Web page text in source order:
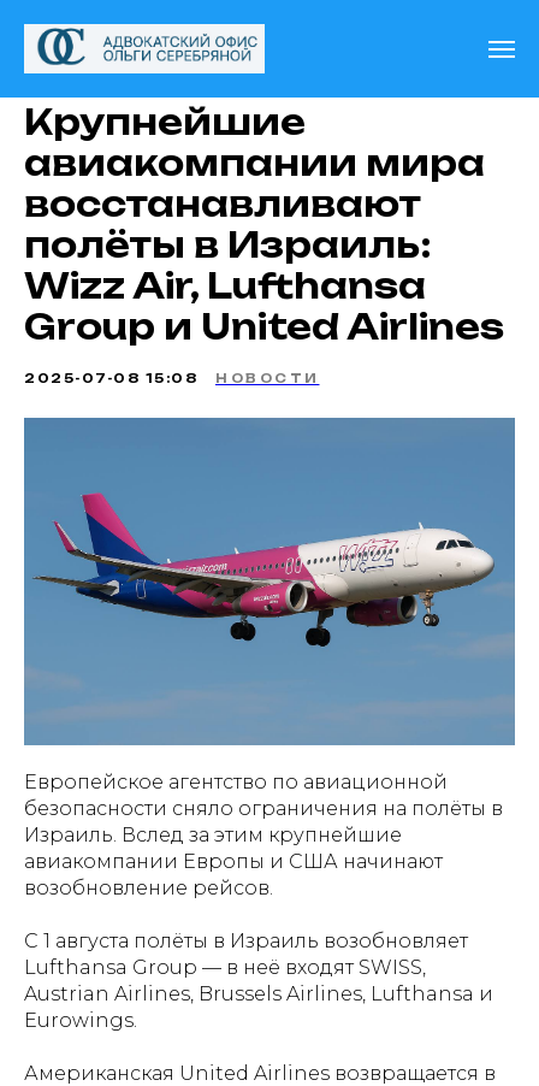
Крупнейшие
авиакомпании мира
восстанавливают
полёты в Израиль:
Wizz Air, Lufthansa
Group и United Airlines
2025-07-08 15:08 НОВОСТИ
Европейское агентство по авиационной
безопасности сняло ограничения на полёты в
Израиль. Вслед за этим крупнейшие
авиакомпании Европы и США начинают
возобновление рейсов.
С 1 августа полёты в Израиль возобновляет
Lufthansa Group — в неё входят SWISS,
Austrian Airlines, Brussels Airlines, Lufthansa и
Eurowings.
Американская United Airlines возвращается в